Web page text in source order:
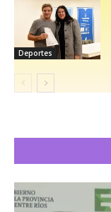
Deportes